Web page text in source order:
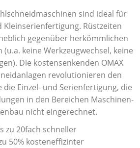
sind ideal für
Kleinserienfertigung. Rüstzeiten
gegenüber herkömmlichen
keine Werkzeugwechsel, keine
Die kostensenkenden OMAX
revolutionieren den
die Einzel- und Serienfertigung, die
in den Bereichen Maschinen-
nicht eingerechnet.
zu 20fach schneller
50% kosteneffizinter